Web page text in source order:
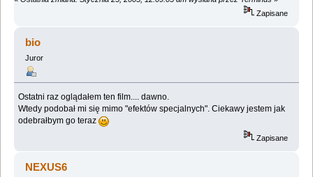
Zapisane
bio
Juror
Ostatni raz oglądałem ten film.... dawno.
Wtedy podobał mi się mimo "efektów specjalnych". Ciekawy jestem jak
odebrałbym go teraz
Zapisane
NEXUS6